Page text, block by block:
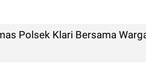
Polsek Klari Bersama